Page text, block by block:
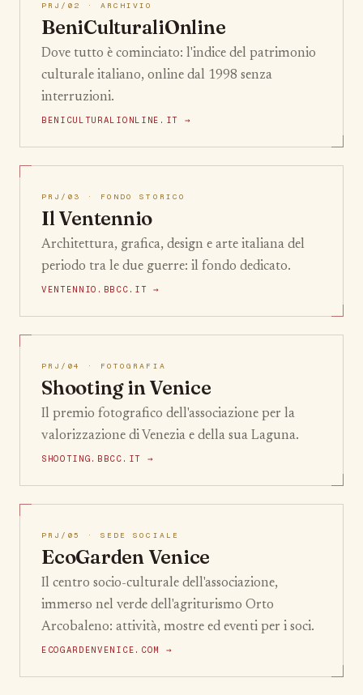
PRJ/02 · ARCHIVIO
BeniCulturaliOnline
Dove tutto è cominciato: l'indice del patrimonio
culturale italiano, online dal 1998 senza
interruzioni.
BENICULTURALIONLINE.IT →
PRJ/03 · FONDO STORICO
Il Ventennio
Architettura, grafica, design e arte italiana del
periodo tra le due guerre: il fondo dedicato.
VENTENNIO.BBCC.IT →
PRJ/04 · FOTOGRAFIA
Shooting in Venice
Il premio fotografico dell'associazione per la
valorizzazione di Venezia e della sua Laguna.
SHOOTING.BBCC.IT →
PRJ/05 · SEDE SOCIALE
EcoGarden Venice
Il centro socio-culturale dell'associazione,
immerso nel verde dell'agriturismo Orto
Arcobaleno: attività, mostre ed eventi per i soci.
ECOGARDENVENICE.COM →